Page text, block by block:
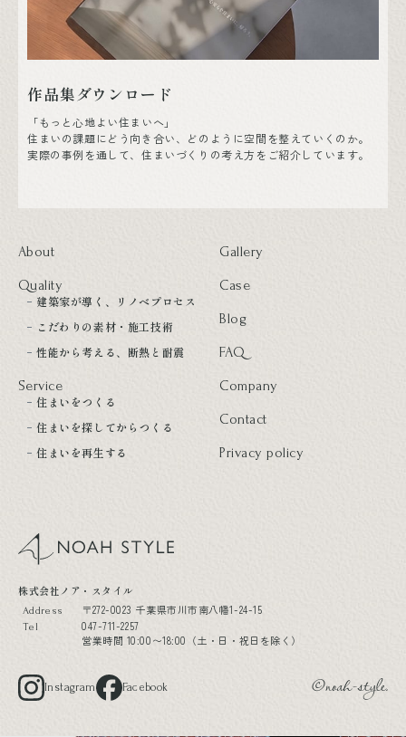
作品集ダウンロード
「もっと心地よい住まいへ」
住まいの課題にどう向き合い、どのように空間を整えていくのか。
実際の事例を通して、住まいづくりの考え方をご紹介しています。
About
Quality
建築家が導く、リノベプロセス
こだわりの素材・施工技術
性能から考える、断熱と耐震
Service
住まいをつくる
住まいを探してからつくる
住まいを再生する
Gallery
Case
Blog
FAQ
Company
Contact
Privacy policy
noah style
株式会社ノア・スタイル
Address 〒272-0023 千葉県市川市南八幡1-24-15
Tel
047-711-2257
営業時間 10:00〜18:00（土・日・祝日を除く）
Instagram Facebook